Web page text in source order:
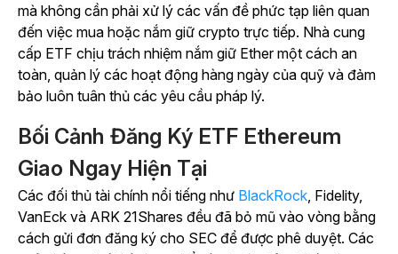
mà không cần phải xử lý các vấn đề phức tạp liên quan
đến việc mua hoặc nắm giữ crypto trực tiếp. Nhà cung
cấp ETF chịu trách nhiệm nắm giữ Ether một cách an
toàn, quản lý các hoạt động hàng ngày của quỹ và đảm
bảo luôn tuân thủ các yêu cầu pháp lý.
Bối Cảnh Đăng Ký ETF Ethereum
Giao Ngay Hiện Tại
Các đối thủ tài chính nổi tiếng như BlackRock, Fidelity,
VanEck và ARK 21Shares đều đã bỏ mũ vào vòng bằng
cách gửi đơn đăng ký cho SEC để được phê duyệt. Các